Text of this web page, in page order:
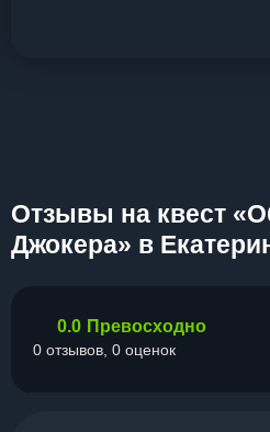
Отзывы на квест
Джокера» в
0.0 Превосходно
0 отзывов, 0 оценок